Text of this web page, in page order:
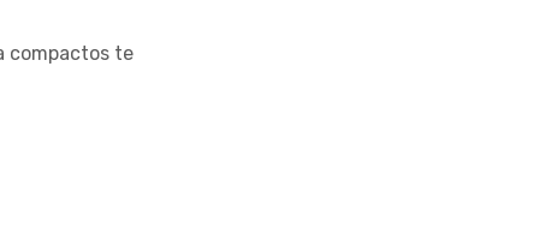
compactos te